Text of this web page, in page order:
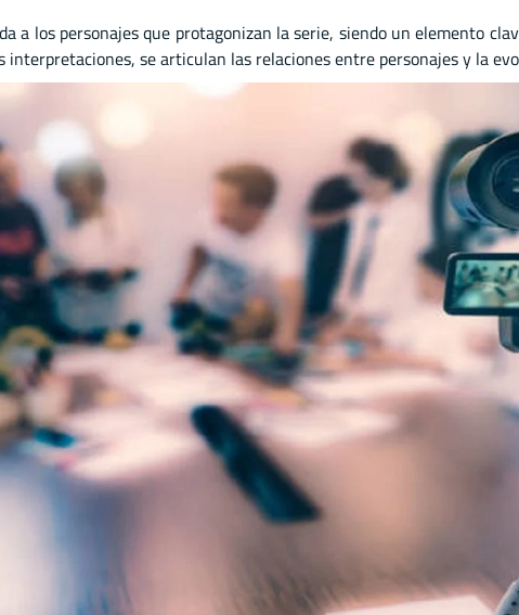
a los personajes que protagonizan la serie, siendo un elemento
se articulan las relaciones entre personajes y la